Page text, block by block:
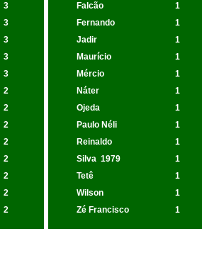
3 Falcão
1
3 Fernando
1
3 Jadir
1
3 Maurício
1
3 Mércio
1
2 Náter
1
2 Ojeda
1
2 Paulo Néli
1
2 Reinaldo
1
2 Silva 1979
1
2 Tetê
1
2 Wilson
1
2 Zé Francisco 1